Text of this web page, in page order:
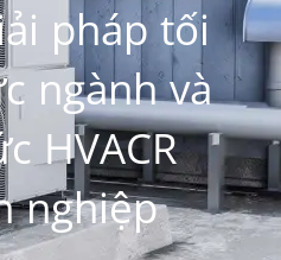
pháp tối
ngành và
HVACR
nghiệp